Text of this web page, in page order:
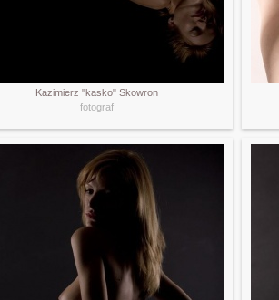
Kazimierz "kasko" Skowron
fotograf